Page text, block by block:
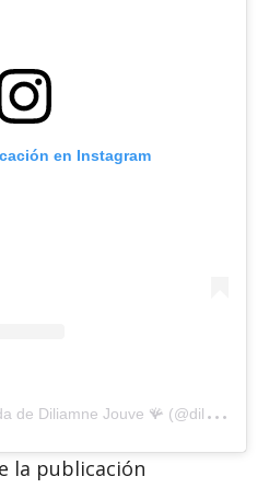
en Instagram
U
na publicación compartida de Diliamne Jouve 🪸 (@diliamnejacob)
la publicación